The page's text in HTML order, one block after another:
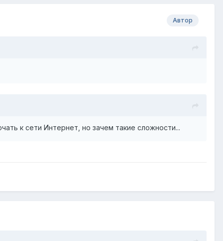
Автор
к сети Интернет, но зачем такие сложности...